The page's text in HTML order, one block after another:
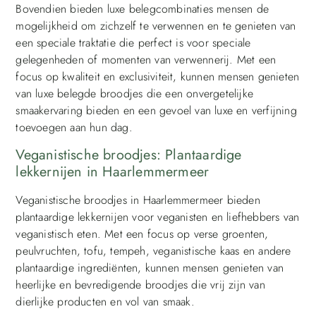
Bovendien bieden luxe belegcombinaties mensen de
mogelijkheid om zichzelf te verwennen en te genieten van
een speciale traktatie die perfect is voor speciale
gelegenheden of momenten van verwennerij. Met een
focus op kwaliteit en exclusiviteit, kunnen mensen genieten
van luxe belegde broodjes die een onvergetelijke
smaakervaring bieden en een gevoel van luxe en verfijning
toevoegen aan hun dag.
Veganistische broodjes: Plantaardige
lekkernijen in Haarlemmermeer
Veganistische broodjes in Haarlemmermeer bieden
plantaardige lekkernijen voor veganisten en liefhebbers van
veganistisch eten. Met een focus op verse groenten,
peulvruchten, tofu, tempeh, veganistische kaas en andere
plantaardige ingrediënten, kunnen mensen genieten van
heerlijke en bevredigende broodjes die vrij zijn van
dierlijke producten en vol van smaak.